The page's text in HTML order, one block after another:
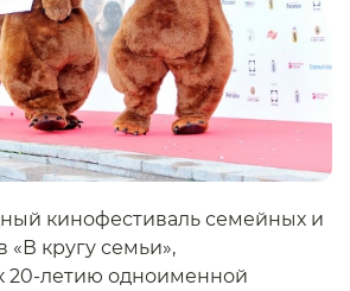
кинофестиваль семейных и
«В кругу семьи»,
20-летию одноименной